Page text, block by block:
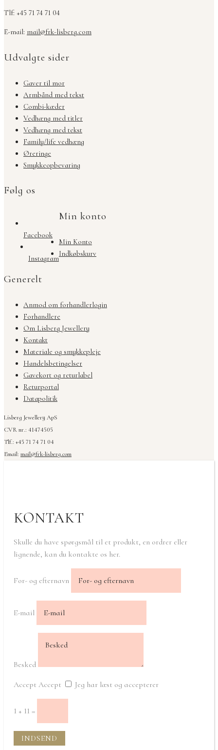
Tlf: +45 71 74 71 04
E-mail: mail@frk-lisberg.com
Udvalgte sider
Gaver til mor
Armbånd med tekst
Combi-kæder
Vedhæng med titler
Vedhæng med tekst
Family/life vedhæng
Øreringe
Smykkeopbevaring
Følg os
Facebook
Instagram
Min konto
Min Konto
Indkøbskurv
Generelt
Anmod om forhandlerlogin
Forhandlere
Om Lisberg Jewellery
Kontakt
Materiale og smykkepleje
Handelsbetingelser
Gavekort og returlabel
Returportal
Datapolitik
Lisberg Jewellery ApS
CVR nr.: 41474505
Tlf.: +45 71 74 71 04
Email: mail@frk-lisberg.com
KONTAKT
Skulle du have spørgsmål til et produkt, en ordrer eller
lignende, kan du kontakte os her.
For- og efternavn
E-mail
Besked
Accept Accept Jeg har læst og accepterer
1 + 11 =
INDSEND